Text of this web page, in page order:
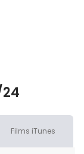
Films iTunes